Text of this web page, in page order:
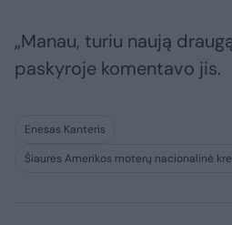
„Manau, turiu naują
paskyroje komentavo jis.
Enesas Kanteris
Šiaurės Amerikos moterų nacionalinė